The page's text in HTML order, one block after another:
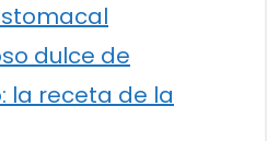
dulce de
la receta de la